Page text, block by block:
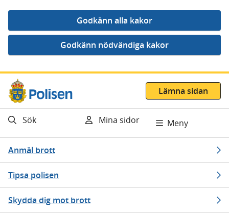
Gå direkt till innehåll
Lämna sidan
Sök Mina sidor Meny
Anmäl brott
Tipsa polisen
Skydda dig mot brott